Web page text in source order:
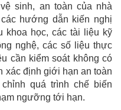
sinh, an toàn của nhà
hướng dẫn kiến nghị
khoa học, các tài liệu kỹ
nghệ, các số liệu thực
cần kiểm soát không có
định giới hạn an toàn
quá trình chế biến
ngưỡng tới hạn.